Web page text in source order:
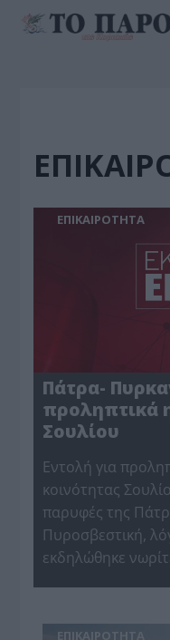
ΕΠΙΚΑΙΡΟΤΗΤΑ
Πάτρα-
προληπτικά
Σουλίου
Εντολή για
κοινότητας
παρυφές της
Πυροσβεστική,
εκδηλώθηκε
ΕΠΙΚΑΙΡΟΤΗΤΑ